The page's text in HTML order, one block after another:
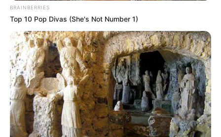
BRAINBERRIES
Top 10 Pop Divas (She's Not Number 1)